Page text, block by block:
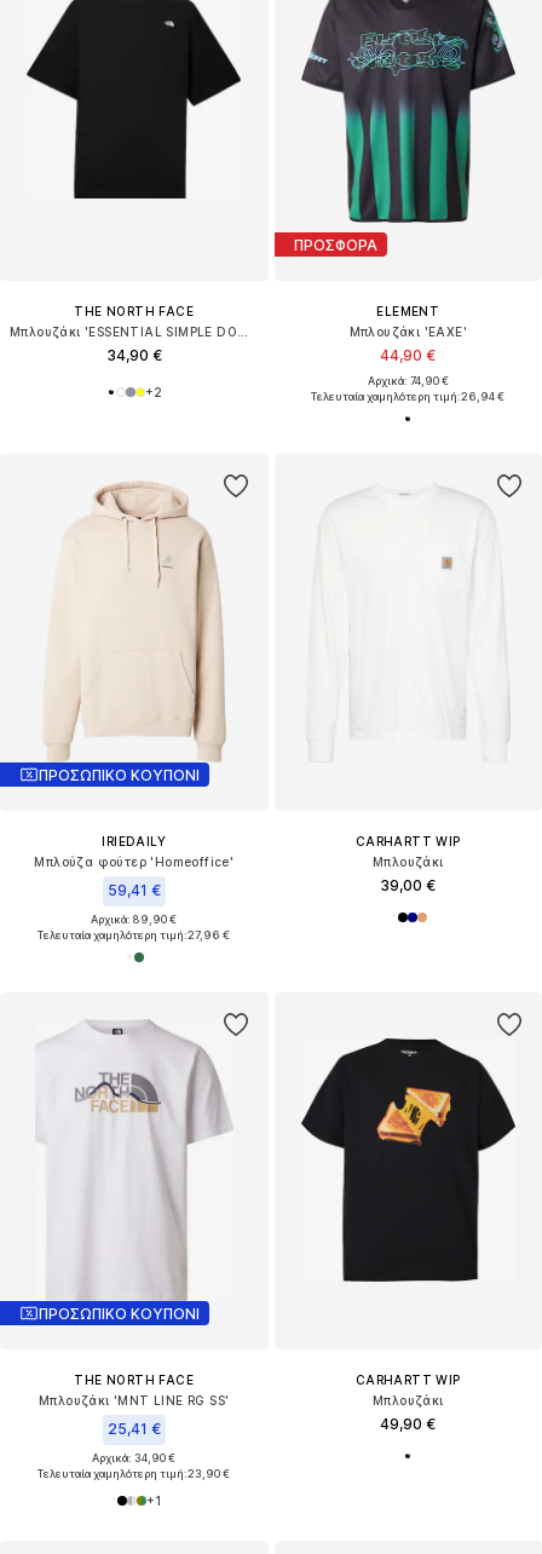
THE NORTH FACE
34,90 €
+2
ΠΡΟΣΦΟΡΑ
ELEMENT
Μπλουζάκι 'EAXE'
44,90 €
Αρχικά: 74,90 €
Τελευταία χαμηλότερη τιμή:26,94 €
ΠΡΟΣΩΠΙΚΟ ΚΟΥΠΟΝΙ
IRIEDAILY
Μπλούζα φούτερ 'Homeoffice'
59,41 €
Αρχικά: 89,90 €
Τελευταία χαμηλότερη τιμή:27,96 €
CARHARTT WIP
Μπλουζάκι
39,00 €
ΠΡΟΣΩΠΙΚΟ ΚΟΥΠΟΝΙ
THE NORTH FACE
Μπλουζάκι 'MNT LINE RG SS'
25,41 €
Αρχικά: 34,90 €
Τελευταία χαμηλότερη τιμή:23,90 €
+1
CARHARTT WIP
Μπλουζάκι
49,90 €